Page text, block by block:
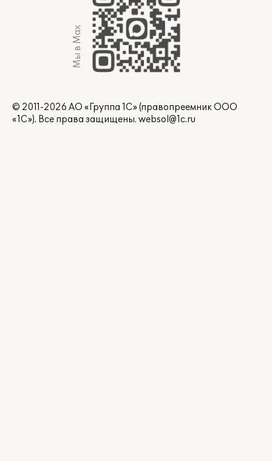
Мы в Max
© 2011-2026 АО «Группа 1С» (правопреемник ООО
«1С»). Все права защищены. websol@1c.ru